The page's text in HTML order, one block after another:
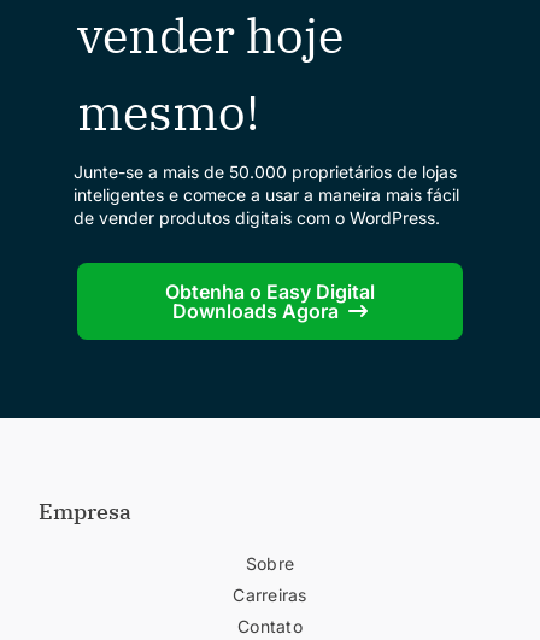
vender hoje
mesmo!
Junte-se a mais de 50.000 proprietários de lojas
inteligentes e comece a usar a maneira mais fácil
de vender produtos digitais com o WordPress.
Obtenha o Easy Digital
Downloads Agora
Empresa
Sobre
Carreiras
Contato